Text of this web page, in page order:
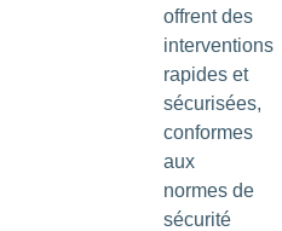
offrent des
interventions
rapides et
sécurisées,
conformes
aux
normes de
sécurité